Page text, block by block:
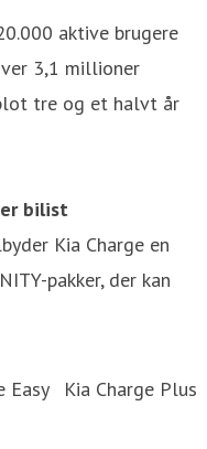
aktive brugere
3,1 millioner
tre og et halvt år
bilist
Kia Charge en
pakker, der kan
Easy Kia Charge Plus